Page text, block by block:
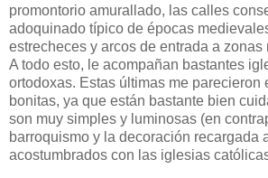
promontorio amurallado, las calles
adoquinado típico de épocas
estrecheces y arcos de entrada a zonas
A todo esto, le acompañan bastantes
ortodoxas. Estas últimas me parecieron
bonitas, ya que están bastante bien
son muy simples y luminosas (en
barroquismo y la decoración recargada
acostumbrados con las iglesias